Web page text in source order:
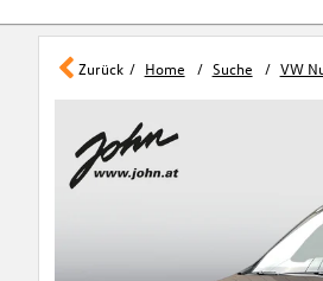
Zurück Home Suche VW